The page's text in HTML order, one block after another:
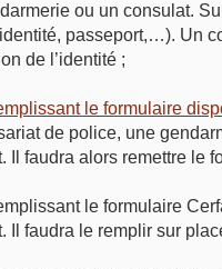
ou un consulat.
passeport,…). Un
de l’identité ;
le formulaire
de police, une
Il faudra alors remettre le
le formulaire
Il faudra le remplir sur